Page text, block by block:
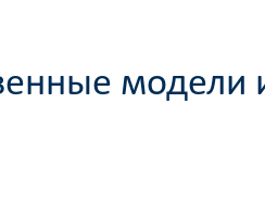
модели